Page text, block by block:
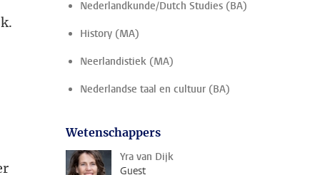
Nederlandkunde/Dutch Studies (BA)
History (MA)
Neerlandistiek (MA)
Nederlandse taal en cultuur (BA)
Wetenschappers
Yra van Dijk
Guest